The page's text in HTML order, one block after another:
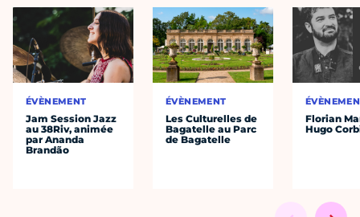
ÉVÈNEMENT
Jam Session Jazz
au 38Riv, animée
par Ananda
Brandão
ÉVÈNEMENT
Les Culturelles de
Bagatelle au Parc
de Bagatelle
Florian
Hugo